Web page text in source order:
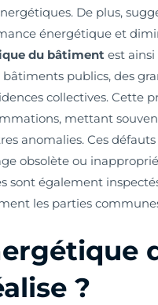
De plus,
énergétique et
du bâtimentest
publics, des
collectives. Cette
mettant
anomalies. Ces
obsolète ou
sont également
les parties
?